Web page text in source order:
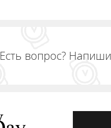
Есть вопрос?